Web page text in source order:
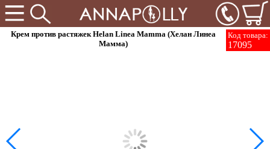
Код товара:
17095
Крем против растяжек Helan Linea Mamma (Хелан Линеа
Мамма)